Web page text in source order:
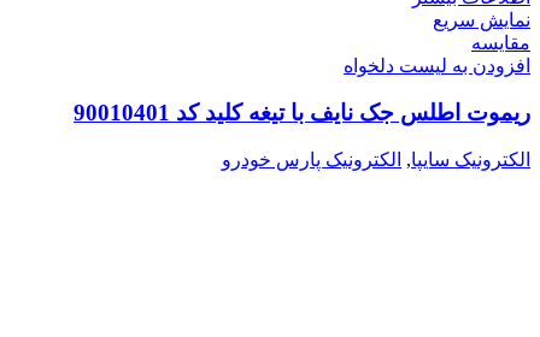
نمایش سریع
مقایسه
افزودن به لیست دلخواه
ریموت اطلس جک نایف با تیغه کلید کد 90010401
الکترونیک سایپا, الکترونیک پارس خودرو